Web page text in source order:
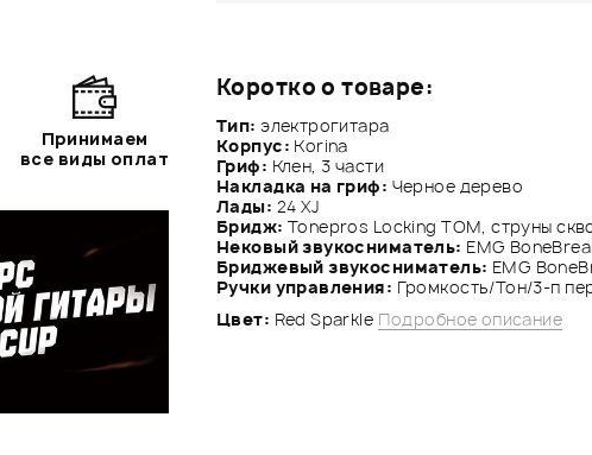
Коротко о товаре:
Тип:электрогитара
Корпус: Korina
Гриф: Клен, 3 части
Накладка на гриф: Черное дерево
Лады: 24 XJ
Бридж: Tonepros Locking TOM, струны
Нековый звукосниматель: EMG
Бриджевый звукосниматель: EMG
Ручки управления: Громкость/Тон/3-п
Цвет: Red Sparkle Подробное описание
Принимаем
все виды оплат